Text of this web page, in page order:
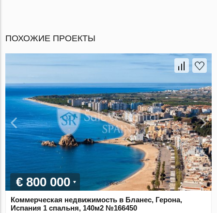
ПОХОЖИЕ ПРОЕКТЫ
€ 800 000
Коммерческая недвижимость в Бланес, Герона,
Испания 1 спальня, 140м2 №166450